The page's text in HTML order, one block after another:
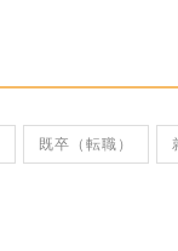
既卒（転職）